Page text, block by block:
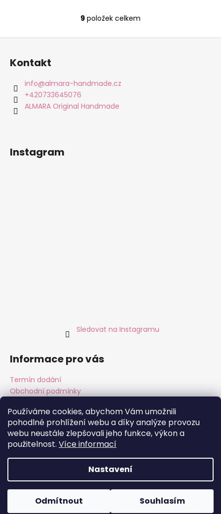
Používáme cookies, abychom Vám umožnili
pohodlné prohlížení webu a díky analýze provozu
webu neustále zlepšovali jeho funkce, výkon a
použitelnost. Více informací
Nastavení
Odmítnout Souhlasím
O
c
p
9 položek celkem
Z
Kontakt
info@almara-handmade.cz
+420733645076
ALMARA Original Handmade
Instagram
Sledovat na Instagramu
Informace pro vás
Termín dodání
Obchodní podmínky
Instagram Facebook
Copyright 2026ALMARA Original Handmade. Všechna
práva vyhrazena.